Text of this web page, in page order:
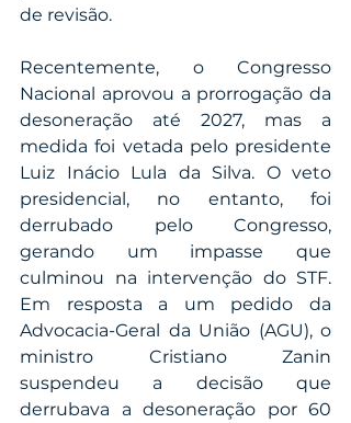
de revisão.
Recentemente, o Congresso
Nacional aprovou a prorrogação da
desoneração até 2027, mas a
medida foi vetada pelo presidente
Luiz Inácio Lula da Silva. O veto
presidencial, no entanto, foi
derrubado pelo Congresso,
gerando um impasse que
culminou na intervenção do STF.
Em resposta a um pedido da
Advocacia-Geral da União (AGU), o
ministro Cristiano Zanin
suspendeu a decisão que
derrubava a desoneração por 60